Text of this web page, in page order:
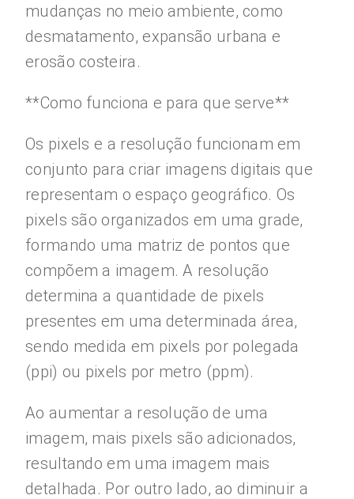
mudanças no meio ambiente, como
desmatamento, expansão urbana e
erosão costeira.
**Como funciona e para que serve**
Os pixels e a resolução funcionam em
conjunto para criar imagens digitais que
representam o espaço geográfico. Os
pixels são organizados em uma grade,
formando uma matriz de pontos que
compõem a imagem. A resolução
determina a quantidade de pixels
presentes em uma determinada área,
sendo medida em pixels por polegada
(ppi) ou pixels por metro (ppm).
Ao aumentar a resolução de uma
imagem, mais pixels são adicionados,
resultando em uma imagem mais
detalhada. Por outro lado, ao diminuir a